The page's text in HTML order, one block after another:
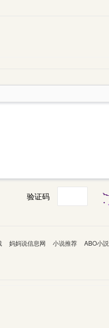
验证码
妈妈说信息网 小说推荐 ABO小説